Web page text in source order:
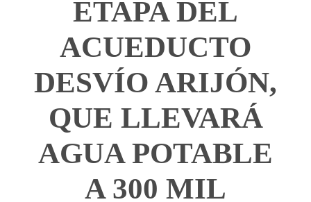
ETAPA DEL
ACUEDUCTO
DESVÍO ARIJÓN,
QUE LLEVARÁ
AGUA POTABLE
A 300 MIL